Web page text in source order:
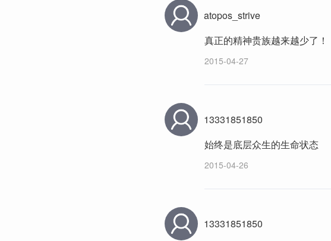
atopos_strive
真正的精神贵族越来越少了！
2015-04-27
13331851850
始终是底层众生的生命状态
2015-04-26
13331851850